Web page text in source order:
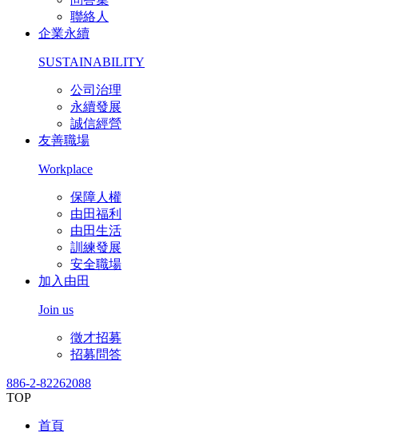
聯絡人
企業永續
SUSTAINABILITY
公司治理
永續發展
誠信經營
友善職場
Workplace
保障人權
由田福利
由田生活
訓練發展
安全職場
加入由田
Join us
徵才招募
招募問答
886-2-82262088
TOP
首頁